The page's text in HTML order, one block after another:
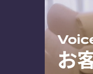
お